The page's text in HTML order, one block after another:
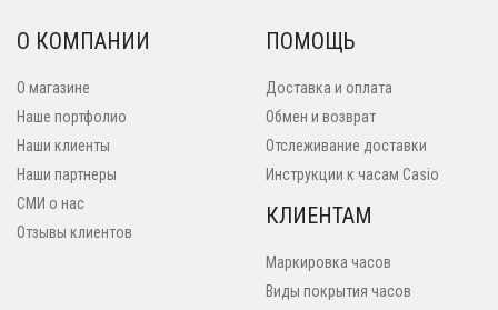
О КОМПАНИИ
О магазине
Наше портфолио
Наши клиенты
Наши партнеры
СМИ о нас
Отзывы клиентов
ПОМОЩЬ
Доставка и оплата
Обмен и возврат
Отслеживание доставки
Инструкции к часам Casio
КЛИЕНТАМ
Маркировка часов
Виды покрытия часов